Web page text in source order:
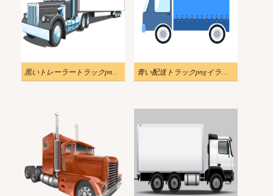
黒いトレーラートラックpngイラスト 青い配送トラックpngイラスト